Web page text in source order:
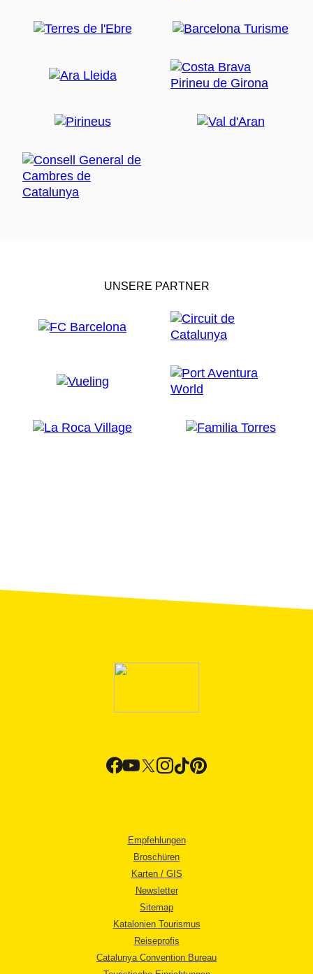
UNSERE PARTNER
Empfehlungen
Broschüren
Karten / GIS
Newsletter
Sitemap
Katalonien Tourismus
Reiseprofis
Catalunya Convention Bureau